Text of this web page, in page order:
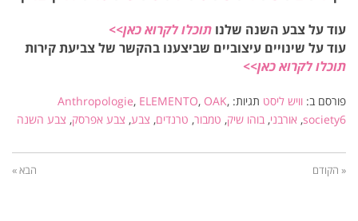
עוד על צבע השנה שלנו תוכלו לקרוא כאן>>
עוד על שינויים עיצוביים שביצענו בהקשר של צביעת קירות
תוכלו לקרוא כאן>>
פורסם ב: וויש ליסט תגיות: Anthropologie, ELEMENTO, OAK,
society6
, אורבני, בוהו שיק, טמבור, טרנדים, צבע, צבע אפרסק, צבע השנה
« הקודם הבא »